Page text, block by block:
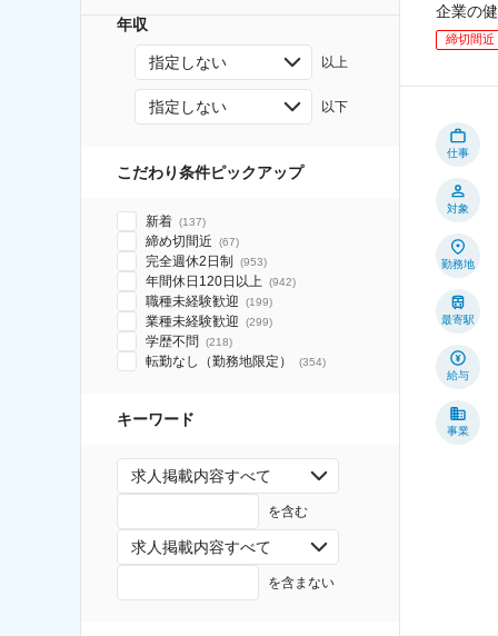
年収
指定しない 以上
指定しない 以下
こだわり条件ピックアップ
新着 (137)
締め切間近 (67)
完全週休2日制 (953)
年間休日120日以上 (942)
職種未経験歓迎 (199)
業種未経験歓迎 (299)
学歴不問 (218)
転勤なし（勤務地限定） (354)
キーワード
求人掲載内容すべて
を含む
求人掲載内容すべて
を含まない
企業の
締切間近
仕事
対象
勤務地
最寄駅
給与
事業